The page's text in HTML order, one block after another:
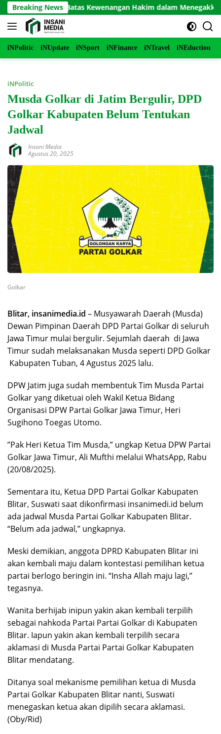
Langsung
ke
konten
Breaking News
dan Batas Kewenangan Hakim dalam Menegakkan
iNPolitic iNUpdate iNSport iNFinance iNTravel iNEduction
iNPolitic
Musda Golkar di Jatim Bergulir, DPD
Golkar Kabupaten Belum Tentukan
Jadwal
Insani Media
Agustus 20, 2025
Golkar
Blitar, insanimedia.id – Musyawarah Daerah (Musda)
Dewan Pimpinan Daerah DPD Partai Golkar di seluruh
Jawa Timur mulai bergulir. Sejumlah daerah di Jawa
Timur sudah melaksanakan Musda seperti DPD Golkar
Kabupaten Tuban, 4 Agustus 2025 lalu.
DPW Jatim juga sudah membentuk Tim Musda Partai
Golkar yang diketuai oleh Wakil Ketua Bidang
Organisasi DPW Partai Golkar Jawa Timur, Heri
Sugihono Toegas Utomo.
”Pak Heri Ketua Tim Musda,” ungkap Ketua DPW Partai
Golkar Jawa Timur, Ali Mufthi melalui WhatsApp, Rabu
(20/08/2025).
Sementara itu, Ketua DPD Partai Golkar Kabupaten
Blitar, Suswati saat dikonfirmasi insanimedi.id belum
ada jadwal Musda Partai Golkar Kabupaten Blitar.
“Belum ada jadwal,” ungkapnya.
Meski demikian, anggota DPRD Kabupaten Blitar ini
akan kembali maju dalam kontestasi pemilihan ketua
partai berlogo beringin ini. “Insha Allah maju lagi,”
tegasnya.
Wanita berhijab inipun yakin akan kembali terpilih
sebagai nahkoda Partai Partai Golkar di Kabupaten
Blitar. Iapun yakin akan kembali terpilih secara
aklamasi di Musda Partai Partai Golkar Kabupaten
Blitar mendatang.
Ditanya soal mekanisme pemilihan ketua di Musda
Partai Golkar Kabupaten Blitar nanti, Suswati
menegaskan ketua akan dipilih secara aklamasi.
(Oby/Rid)